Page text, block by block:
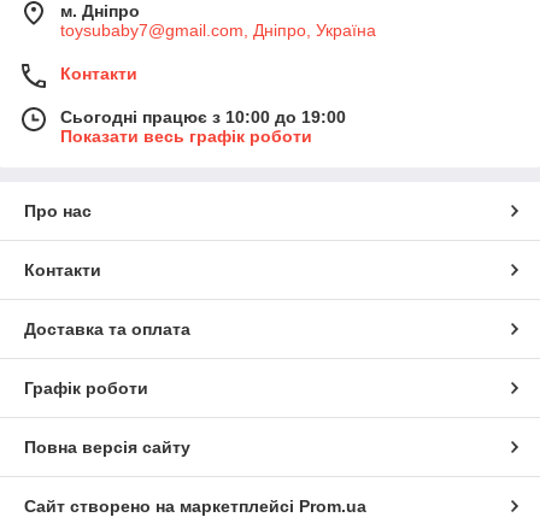
м. Дніпро
toysubaby7@gmail.com, Дніпро, Україна
Контакти
Сьогодні працює з 10:00 до 19:00
Показати весь графік роботи
Про нас
Контакти
Доставка та оплата
Графік роботи
Повна версія сайту
Сайт створено на маркетплейсі Prom.ua